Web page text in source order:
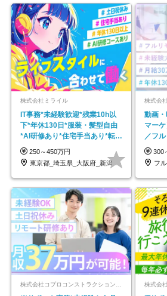
株式会社ミライル
IT事務*未経験歓迎*残業10h以
下*年休130日*服装・髪型自由
*AI研修あり*住宅手当あり*転勤
なし
250～450万円
東京都_埼玉県_大阪府_新潟県_福岡県
株式会
動画
マー
／フ
円～／
300
フ